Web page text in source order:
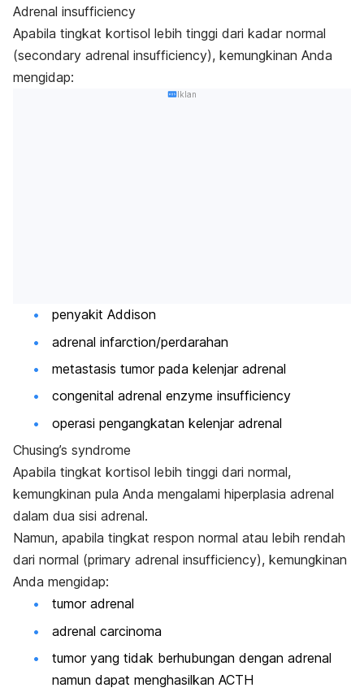
Adrenal insufficiency
Apabila tingkat kortisol lebih tinggi dari kadar normal
(secondary adrenal insufficiency), kemungkinan Anda
mengidap:
Iklan
penyakit Addison
adrenal infarction/perdarahan
metastasis tumor pada kelenjar adrenal
congenital adrenal enzyme insufficiency
operasi pengangkatan kelenjar adrenal
Chusing’s syndrome
Apabila tingkat kortisol lebih tinggi dari normal,
kemungkinan pula Anda mengalami hiperplasia adrenal
dalam dua sisi adrenal.
Namun, apabila tingkat respon normal atau lebih rendah
dari normal (primary adrenal insufficiency), kemungkinan
Anda mengidap:
tumor adrenal
adrenal carcinoma
tumor yang tidak berhubungan dengan adrenal
namun dapat menghasilkan ACTH